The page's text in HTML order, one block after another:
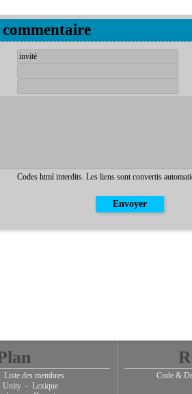
Codes html interdits. Les liens sont convertis
Liste des membres
Unity - Lexique
Code &